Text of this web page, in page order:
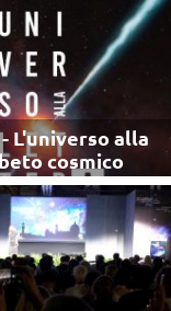
- L'universo alla
cosmico